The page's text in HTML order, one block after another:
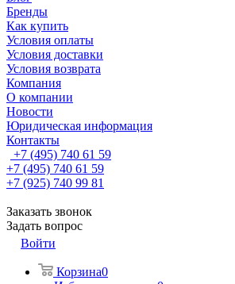
Бренды
Как купить
Условия оплаты
Условия доставки
Условия возврата
Компания
О компании
Новости
Юридическая информация
Контакты
+7 (495) 740 61 59
+7 (495) 740 61 59
+7 (925) 740 99 81
Заказать звонок
Задать вопрос
Войти
Корзина0